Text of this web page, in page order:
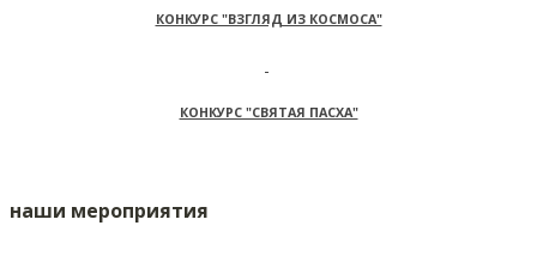
КОНКУРС "ВЗГЛЯД ИЗ КОСМОСА"
КОНКУРС "СВЯТАЯ ПАСХА"
наши мероприятия